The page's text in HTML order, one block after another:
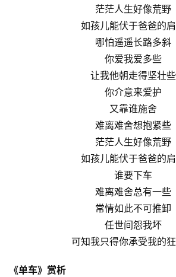
茫茫人生好像荒野
如孩儿能伏于爸爸的
哪怕遥遥长路多斜
你爱我爱多些
让我他朝走得坚壮些
你介意来爱护
又靠谁施舍
难离难舍想抱紧些
茫茫人生好像荒野
如孩儿能伏于爸爸的
谁要下车
难离难舍总有一些
常情如此不可推卸
任世间怨我坏
可知我只得你承受我的
《单车》赏析